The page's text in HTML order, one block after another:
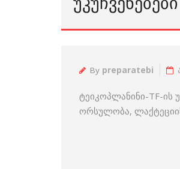
By preparatebi
ტეიკოპლანინი-TF-ის
ორსულობა,